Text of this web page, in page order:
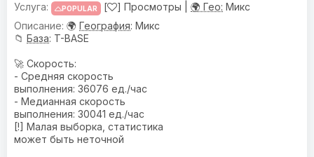
POPULAR [ ] Просмотры | 🌍 Гео: Микс
🌍 География: Микс
📁 База: T-BASE
🚀 Скорость:
- Средняя скорость
выполнения: 36076 ед./час
- Медианная скорость
выполнения: 30041 ед./час
[!] Малая выборка, статистика
может быть неточной